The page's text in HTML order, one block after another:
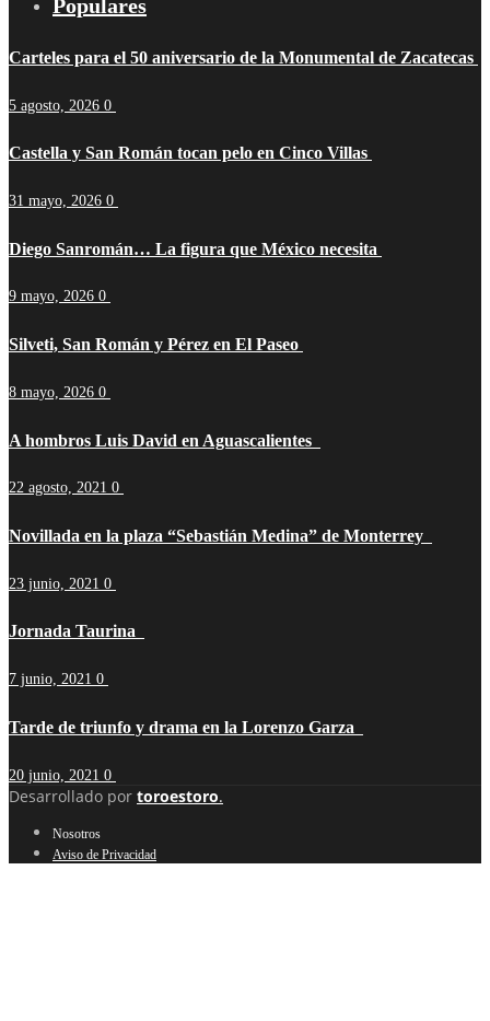
Populares
Carteles para el 50 aniversario de la Monumental de Zacatecas
5 agosto, 2026 0
Castella y San Román tocan pelo en Cinco Villas
31 mayo, 2026 0
Diego Sanromán… La figura que México necesita
9 mayo, 2026 0
Silveti, San Román y Pérez en El Paseo
8 mayo, 2026 0
A hombros Luis David en Aguascalientes
22 agosto, 2021 0
Novillada en la plaza “Sebastián Medina” de Monterrey
23 junio, 2021 0
Jornada Taurina
7 junio, 2021 0
Tarde de triunfo y drama en la Lorenzo Garza
20 junio, 2021 0
Desarrollado por toroestoro.
Nosotros
Aviso de Privacidad